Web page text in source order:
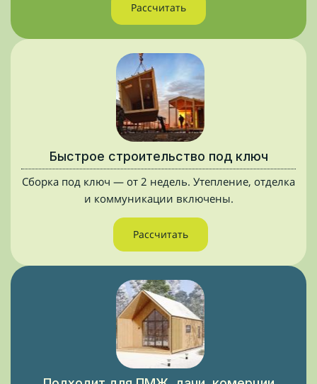
Рассчитать
Быстрое строительство под ключ
Сборка под ключ — от 2 недель. Утепление, отделка
и коммуникации включены.
Рассчитать